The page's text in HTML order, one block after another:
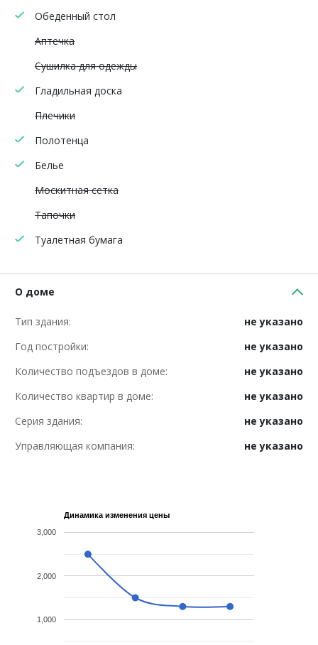
Обеденный стол
Аптечка
Сушилка для одежды
Гладильная доска
Плечики
Полотенца
Белье
Москитная сетка
Тапочки
Туалетная бумага
О доме
Тип здания:
не указано
Год постройки:
не указано
Количество подъездов в доме:
не указано
Количество квартир в доме:
не указано
Серия здания:
не указано
Управляющая компания:
не указано
Динамика изменения цены
1,000
2,000
3,000